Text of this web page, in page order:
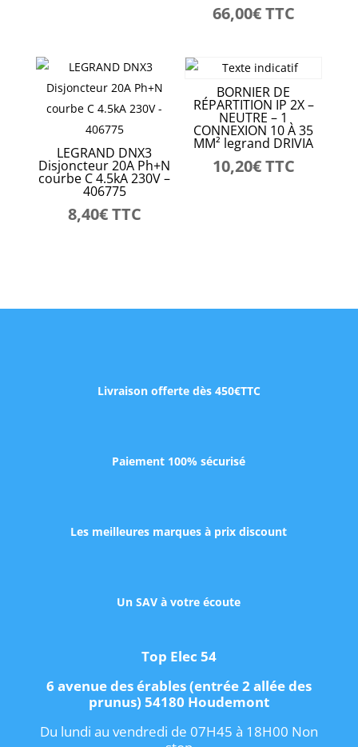
66,00€TTC
LEGRAND DNX3
Disjoncteur 20A Ph+N
courbe C 4.5kA 230V –
406775
8,40€TTC
BORNIER DE
RÉPARTITION IP 2X –
NEUTRE – 1
CONNEXION 10 À 35
MM² legrand DRIVIA
10,20€TTC
Livraison offerte dès 450€TTC
Paiement 100% sécurisé
Les meilleures marques à prix discount
Un SAV à votre écoute
Top Elec 54
6 avenue des érables (entrée 2 allée des
prunus) 54180 Houdemont
Du lundi au vendredi de 07H45 à 18H00 Non